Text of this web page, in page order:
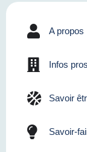
A propos
Infos pros
Savoir
Savoir-